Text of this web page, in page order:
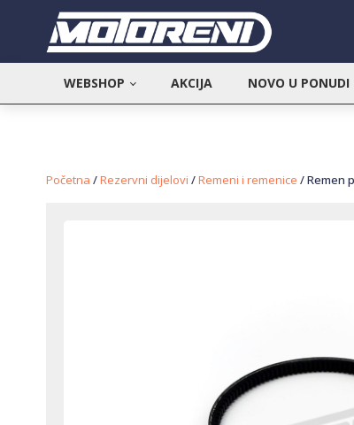
WEBSHOP AKCIJA NOVO U PONUDI
Početna /Rezervni dijelovi /Remeni i remenice / Remen